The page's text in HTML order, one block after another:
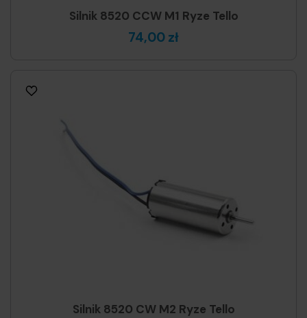
Silnik 8520 CCW M1 Ryze Tello
74,00 zł
Silnik 8520 CW M2 Ryze Tello